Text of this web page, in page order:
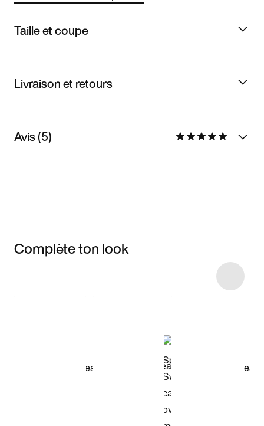
Taille et coupe
Livraison et retours
Avis (5)
Complète ton look